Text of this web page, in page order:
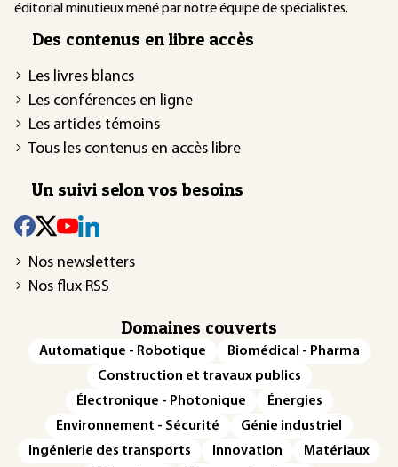
éditorial minutieux mené par notre équipe de spécialistes.
Des contenus en libre accès
Les livres blancs
Les conférences en ligne
Les articles témoins
Tous les contenus en accès libre
Un suivi selon vos besoins
Nos newsletters
Nos flux RSS
Domaines couverts
Automatique - Robotique
Biomédical - Pharma
Construction et travaux publics
Électronique - Photonique
Énergies
Environnement - Sécurité
Génie industriel
Ingénierie des transports
Innovation
Matériaux